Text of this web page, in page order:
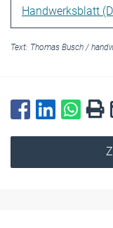
Handwerksblatt
Text: Thomas Busch /